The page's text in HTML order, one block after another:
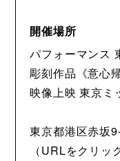
開催場所
パフォーマンス
彫刻作品《意心
映像上映 東京ミ
東京都港区赤坂
（URLをクリッ